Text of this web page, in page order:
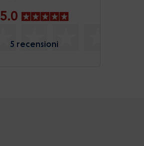
5.0
5 recensioni